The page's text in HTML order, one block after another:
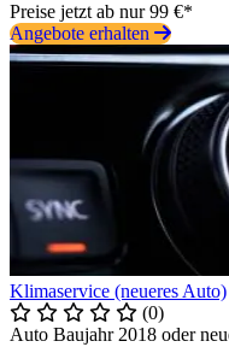
Preise jetzt ab nur 99 €*
Angebote erhalten
Klimaservice (neueres Auto)
(0)
Auto Baujahr 2018 oder